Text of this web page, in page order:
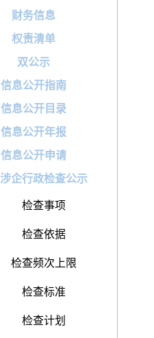
财务信息
权责清单
双公示
信息公开指南
信息公开目录
信息公开年报
信息公开申请
涉企行政检查公示
检查事项
检查依据
检查频次上限
检查标准
检查计划